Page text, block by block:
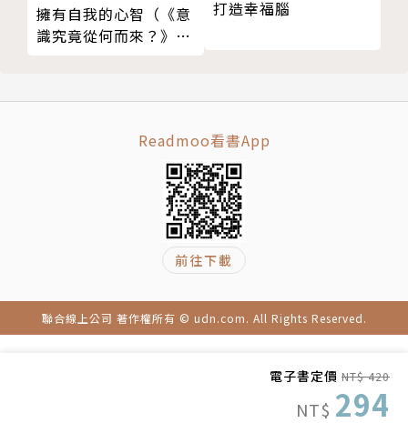
電子書定價 NT$ 420
NT$ 294
暖心推薦
陳藹玲｜富邦文教基金會執行董事
賴榮孝｜荒野保護協會第六、七屆理事長
劉克襄｜作家•自然生態觀察者
美國著名生態學家、環境保護主義者，野生動物管理研
究的始創者，現代環境倫理與荒野保護運動的先驅和社
會活動家。終生從事野生動物保護、林業資源管理、荒
野保護和相關研究工作，也投入土地荒漠化治理、水土
擁有自我的心智（《意
識究竟從何而來？》全
打造幸福腦
Readmoo看書App
前往下載
聯合線上公司 著作權所有 © udn.com. All Rights Reserved.